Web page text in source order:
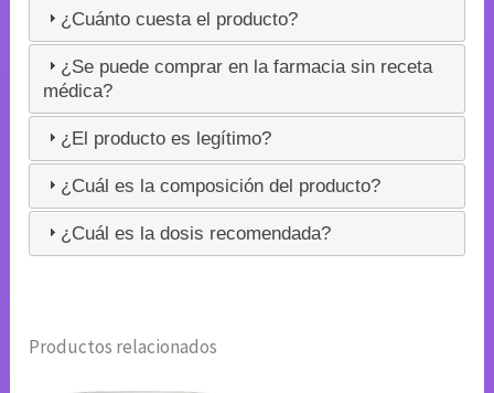
¿Cuánto cuesta el producto?
¿Se puede comprar en la farmacia sin receta
médica?
¿El producto es legítimo?
¿Cuál es la composición del producto?
¿Cuál es la dosis recomendada?
Productos relacionados